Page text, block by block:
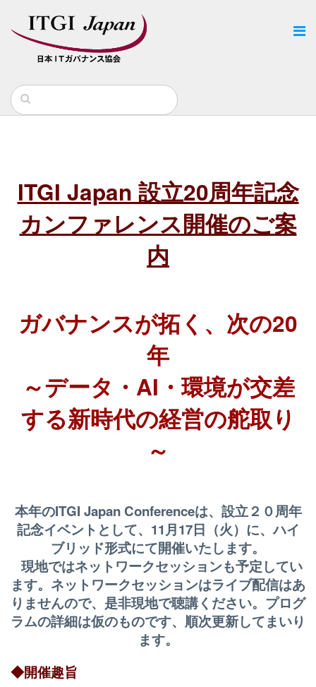
ITGI Japan 設立20周年記念
カンファレンス開催のご案
内
ガバナンスが拓く、次の20
年
～データ・AI・環境が交差
する新時代の経営の舵取り
～
本年のITGI Japan Conferenceは、設立２０周年
記念イベントとして、11月17日（火）に、ハイ
ブリッド形式にて開催いたします。
現地ではネットワークセッションも予定してい
ます。ネットワークセッションはライブ配信はあ
りませんので、是非現地で聴講ください。プログ
ラムの詳細は仮のものです、順次更新してまいり
ます。
◆開催趣旨